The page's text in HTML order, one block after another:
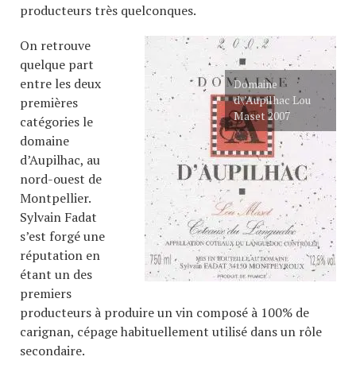
producteurs très quelconques.
Domaine
d\’Aupilhac Lou
Maset 2007
On retrouve
quelque part
entre les deux
premières
catégories le
domaine
d’Aupilhac, au
nord-ouest de
Montpellier.
Sylvain Fadat
s’est forgé une
réputation en
étant un des
premiers
producteurs à produire un vin composé à 100% de
carignan, cépage habituellement utilisé dans un rôle
secondaire.